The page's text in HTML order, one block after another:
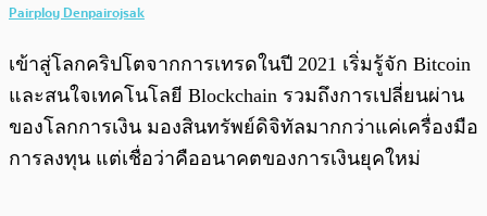
Pairploy Denpairojsak
เข้าสู่โลกคริปโตจากการเทรดในปี 2021 เริ่มรู้จัก Bitcoin
และสนใจเทคโนโลยี Blockchain รวมถึงการเปลี่ยนผ่าน
ของโลกการเงิน มองสินทรัพย์ดิจิทัลมากกว่าแค่เครื่องมือ
การลงทุน แต่เชื่อว่าคืออนาคตของการเงินยุคใหม่